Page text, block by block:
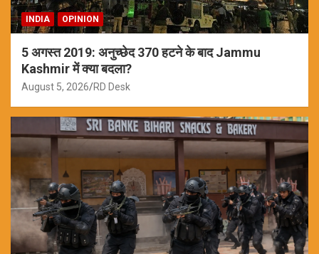
INDIA OPINION
5 अगस्त 2019: अनुच्छेद 370 हटने के बाद Jammu
Kashmir में क्या बदला?
August 5, 2026 RD Desk